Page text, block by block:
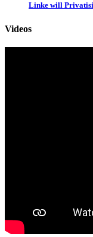
Linke will
Videos